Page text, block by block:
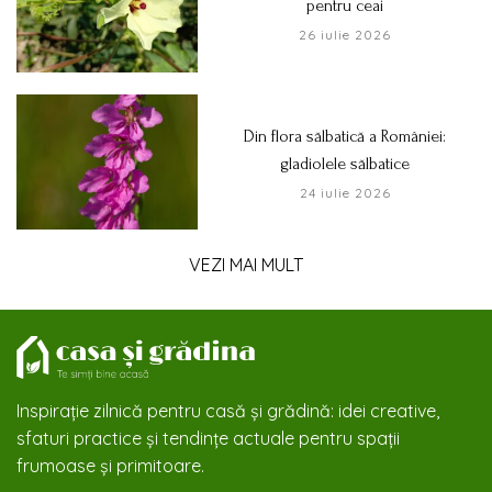
pentru ceai
26 iulie 2026
Din flora sălbatică a României:
gladiolele sălbatice
24 iulie 2026
VEZI MAI MULT
Inspirație zilnică pentru casă și grădină: idei creative,
sfaturi practice și tendințe actuale pentru spații
frumoase și primitoare.